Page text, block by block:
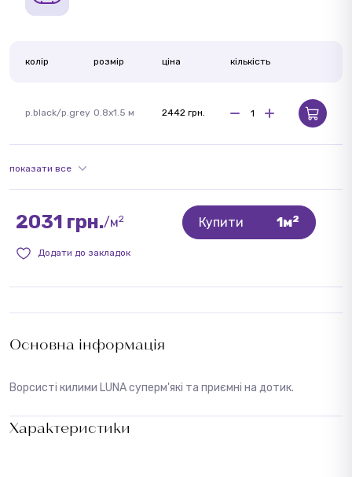
Основна інформація
Ворсисті килими LUNA суперм'які та приємні на дотик.
Характеристики
колір розмір ціна кількість
p.black/p.grey 0.8x1.5 м 2442 грн.
показати все
2031 грн./м2 Купити 1м2
Додати до закладок